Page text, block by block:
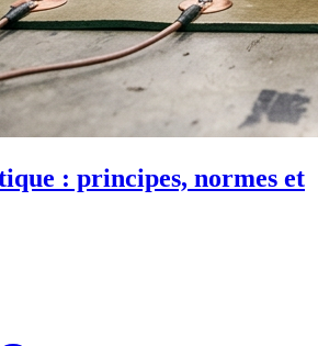
: principes, normes et